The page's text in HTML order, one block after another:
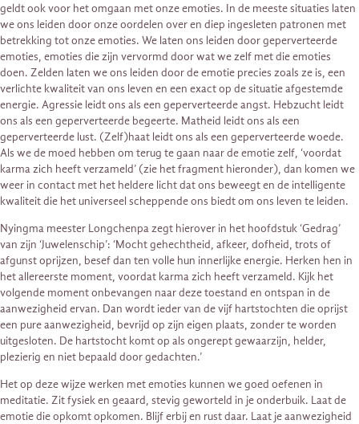
geldt ook voor het omgaan met onze emoties. In de meeste situaties laten
we ons leiden door onze oordelen over en diep ingesleten patronen met
betrekking tot onze emoties. We laten ons leiden door geperverteerde
emoties, emoties die zijn vervormd door wat we zelf met die emoties
doen. Zelden laten we ons leiden door de emotie precies zoals ze is, een
verlichte kwaliteit van ons leven en een exact op de situatie afgestemde
energie. Agressie leidt ons als een geperverteerde angst. Hebzucht leidt
ons als een geperverteerde begeerte. Matheid leidt ons als een
geperverteerde lust. (Zelf)haat leidt ons als een geperverteerde woede.
Als we de moed hebben om terug te gaan naar de emotie zelf, ‘voordat
karma zich heeft verzameld’ (zie het fragment hieronder), dan komen we
weer in contact met het heldere licht dat ons beweegt en de intelligente
kwaliteit die het universeel scheppende ons biedt om ons leven te leiden.
Nyingma meester Longchenpa zegt hierover in het hoofdstuk ‘Gedrag’
van zijn ‘Juwelenschip’: ‘Mocht gehechtheid, afkeer, dofheid, trots of
afgunst oprijzen, besef dan ten volle hun innerlijke energie. Herken hen in
het allereerste moment, voordat karma zich heeft verzameld. Kijk het
volgende moment onbevangen naar deze toestand en ontspan in de
aanwezigheid ervan. Dan wordt ieder van de vijf hartstochten die oprijst
een pure aanwezigheid, bevrijd op zijn eigen plaats, zonder te worden
uitgesloten. De hartstocht komt op als ongerept gewaarzijn, helder,
plezierig en niet bepaald door gedachten.’
Het op deze wijze werken met emoties kunnen we goed oefenen in
meditatie. Zit fysiek en geaard, stevig geworteld in je onderbuik. Laat de
emotie die opkomt opkomen. Blijf erbij en rust daar. Laat je aanwezigheid